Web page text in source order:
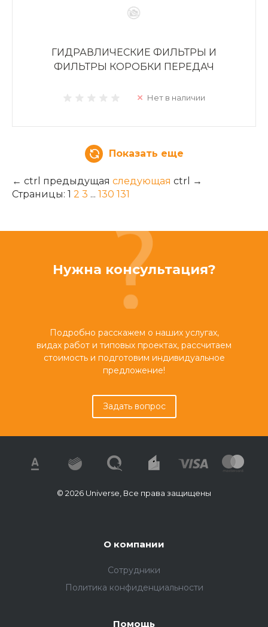
ГИДРАВЛИЧЕСКИЕ ФИЛЬТРЫ И
ФИЛЬТРЫ КОРОБКИ ПЕРЕДАЧ
Нет в наличии
Показать еще
← ctrl предыдущая следующая ctrl
→
Страницы: 1 2 3 ... 130 131
Нужна консультация?
Подробно расскажем о наших услугах,
видах работ и типовых проектах, рассчитаем
стоимость и подготовим индивидуальное
предложение!
Задать вопрос
© 2026 Universe, Все права защищены
О компании
Сотрудники
Политика конфиденциальности
Помощь